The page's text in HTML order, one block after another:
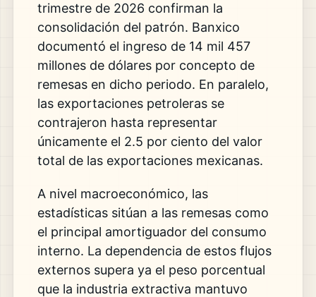
trimestre de 2026 confirman la
consolidación del patrón. Banxico
documentó el ingreso de 14 mil 457
millones de dólares por concepto de
remesas en dicho periodo. En paralelo,
las exportaciones petroleras se
contrajeron hasta representar
únicamente el 2.5 por ciento del valor
total de las exportaciones mexicanas.
A nivel macroeconómico, las
estadísticas sitúan a las remesas como
el principal amortiguador del consumo
interno. La dependencia de estos flujos
externos supera ya el peso porcentual
que la industria extractiva mantuvo